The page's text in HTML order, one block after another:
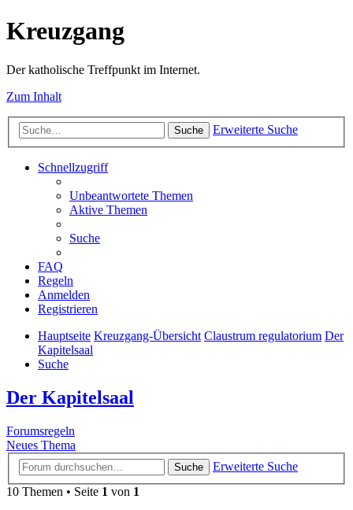
Kreuzgang
Der katholische Treffpunkt im Internet.
Zum Inhalt
Suche Erweiterte Suche
Schnellzugriff
Unbeantwortete Themen
Aktive Themen
Suche
FAQ
Regeln
Anmelden
Registrieren
Hauptseite Kreuzgang-Übersicht Claustrum regulatorium Der
Kapitelsaal
Suche
Der Kapitelsaal
Forumsregeln
Neues Thema
Suche
Erweiterte Suche
10 Themen • Seite 1 von 1